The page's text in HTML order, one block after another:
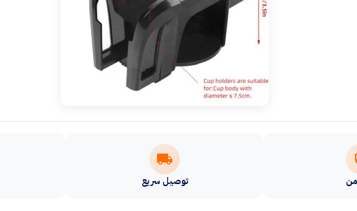
توصيل سريع